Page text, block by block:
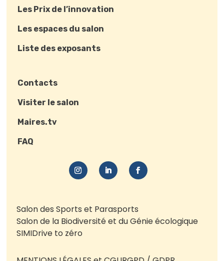
Les Prix de l’innovation
Les espaces du salon
Liste des exposants
Contacts
Visiter le salon
Maires.tv
FAQ
Salon des Sports et Parasports
Salon de la Biodiversité et du Génie écologique
SIMIDrive to zéro